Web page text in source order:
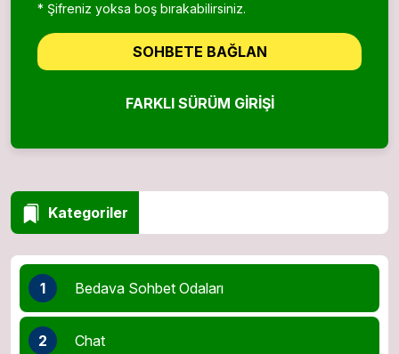
* Şifreniz yoksa boş bırakabilirsiniz.
SOHBETE BAĞLAN
FARKLI SÜRÜM GIRIŞI
Kategoriler
1 Bedava Sohbet Odaları
2 Chat